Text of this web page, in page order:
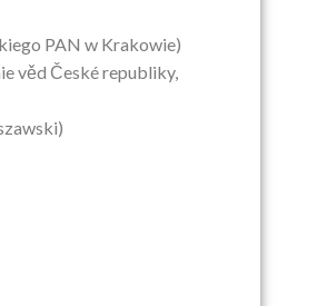
PAN w Krakowie)
věd České republiky,